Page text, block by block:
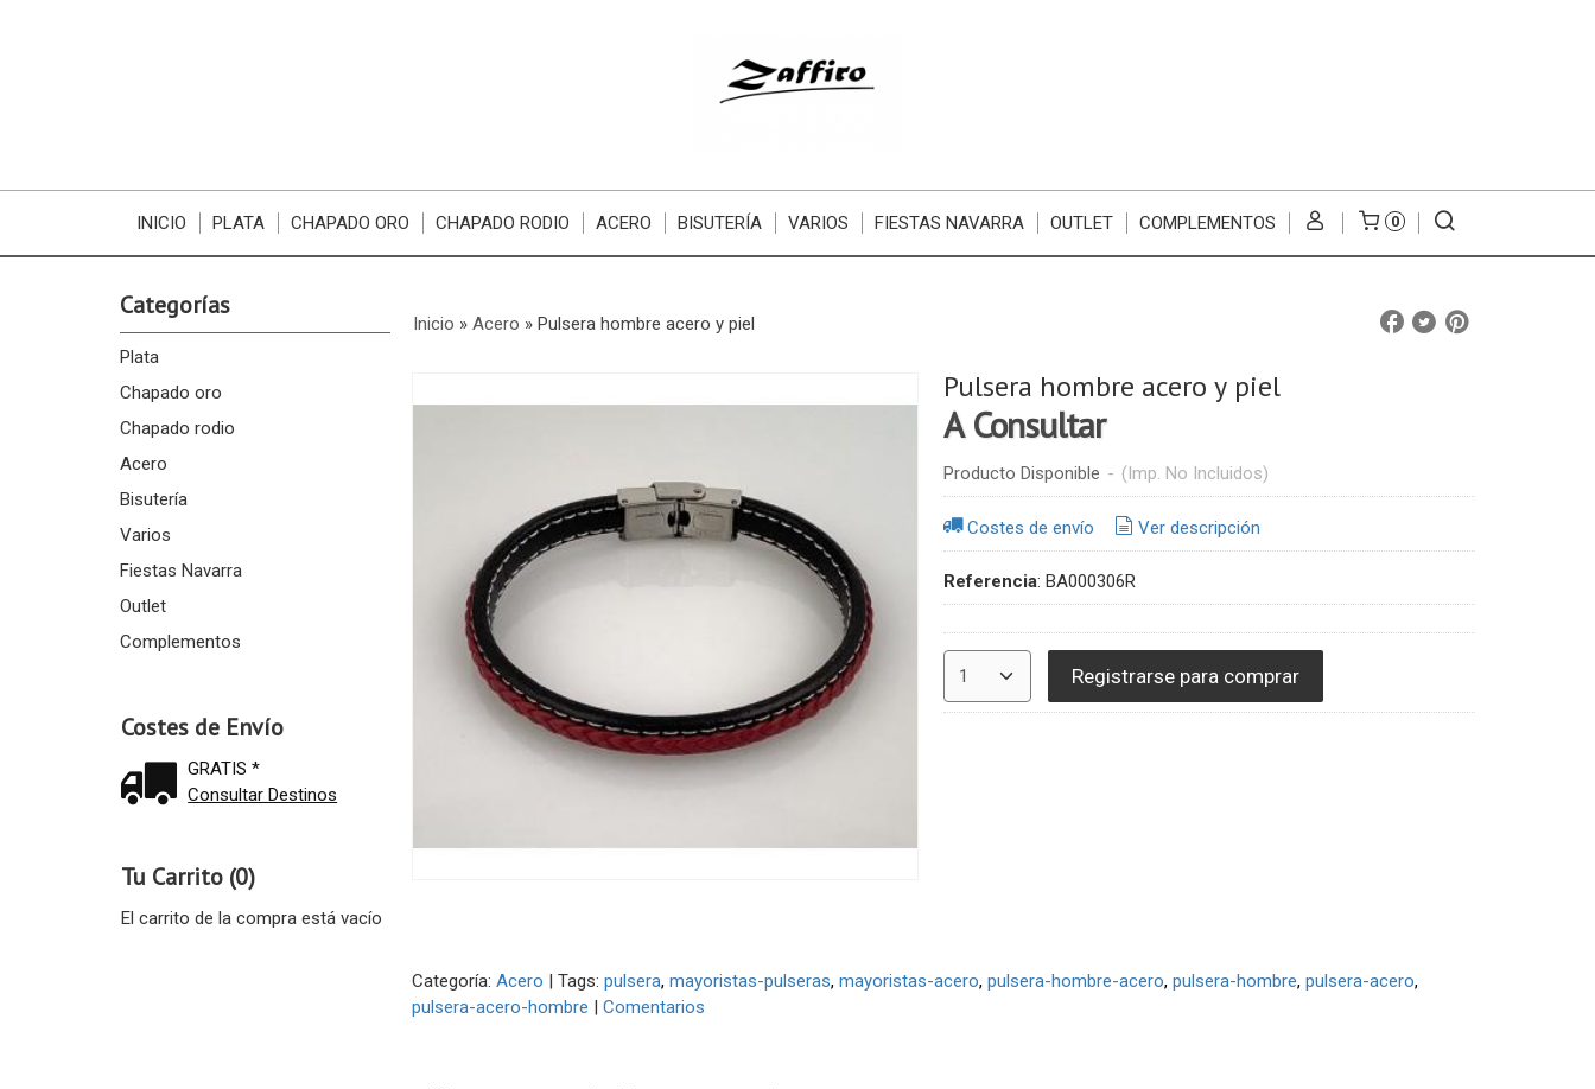
INICIO PLATA CHAPADO ORO CHAPADO RODIO ACERO BISUTERÍA VARIOS FIESTAS NAVARRA OUTLET COMPLEMENTOS 0
Categorías
Plata
Chapado oro
Chapado rodio
Acero
Bisutería
Varios
Fiestas Navarra
Outlet
Complementos
Costes de Envío
GRATIS *
Consultar Destinos
Tu Carrito (0)
El carrito de la compra está vacío
Inicio » Acero » Pulsera hombre acero y piel
Pulsera hombre acero y piel
A Consultar
Producto Disponible - (Imp. No Incluidos)
Costes de envío Ver descripción
Referencia: BA000306R
Registrarse para comprar
Categoría: Acero | Tags: pulsera mayoristas-pulseras mayoristas-acero pulsera-hombre-acero pulsera-hombre pulsera-acero
pulsera-acero-hombre | Comentarios